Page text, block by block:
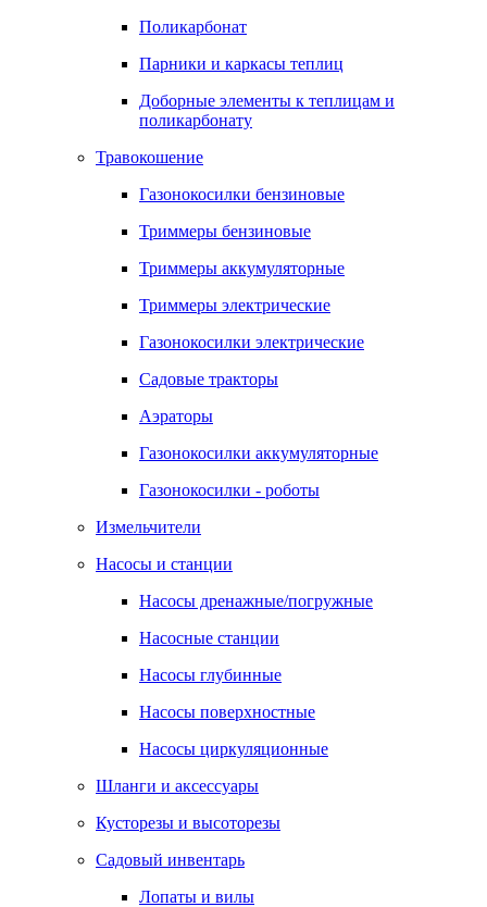
Поликарбонат
Парники и каркасы теплиц
Доборные элементы к теплицам и
поликарбонату
Травокошение
Газонокосилки бензиновые
Триммеры бензиновые
Триммеры аккумуляторные
Триммеры электрические
Газонокосилки электрические
Садовые тракторы
Аэраторы
Газонокосилки аккумуляторные
Газонокосилки - роботы
Измельчители
Насосы и станции
Насосы дренажные/погружные
Насосные станции
Насосы глубинные
Насосы поверхностные
Насосы циркуляционные
Шланги и аксессуары
Кусторезы и высоторезы
Садовый инвентарь
Лопаты и вилы